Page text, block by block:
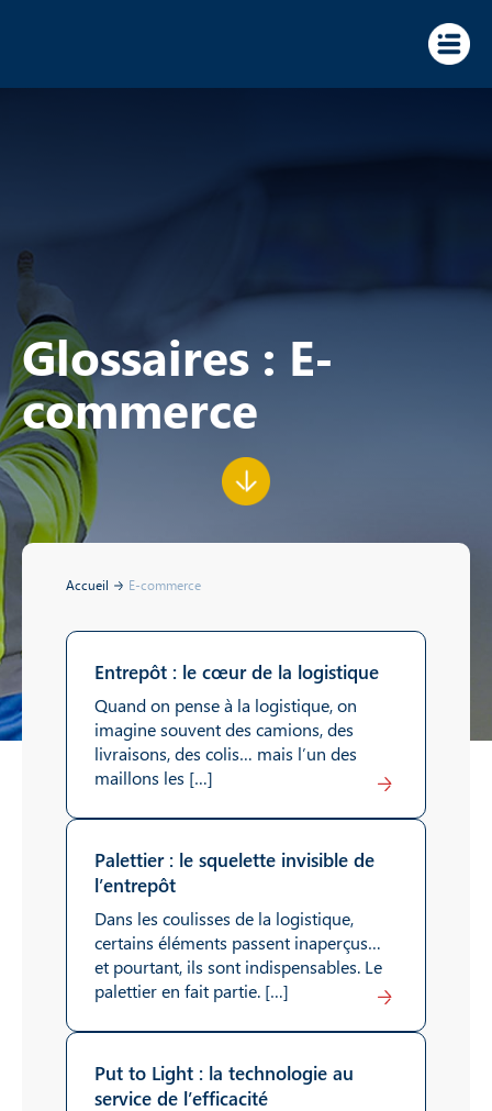
Glossaires : E-
commerce
Accueil E-commerce
Entrepôt : le cœur de la logistique
Quand on pense à la logistique, on
imagine souvent des camions, des
livraisons, des colis… mais l’un des
maillons les […]
Lire
Palettier : le squelette invisible de
l’entrepôt
Dans les coulisses de la logistique,
certains éléments passent inaperçus…
et pourtant, ils sont indispensables. Le
palettier en fait partie. […]
Lire
Put to Light : la technologie au
service de l’efficacité